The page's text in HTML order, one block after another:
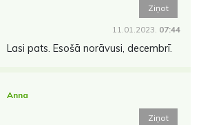
Ziņot
11.01.2023. 07:44
Lasi pats. Esošā norāvusi, decembrī.
Anna
Ziņot